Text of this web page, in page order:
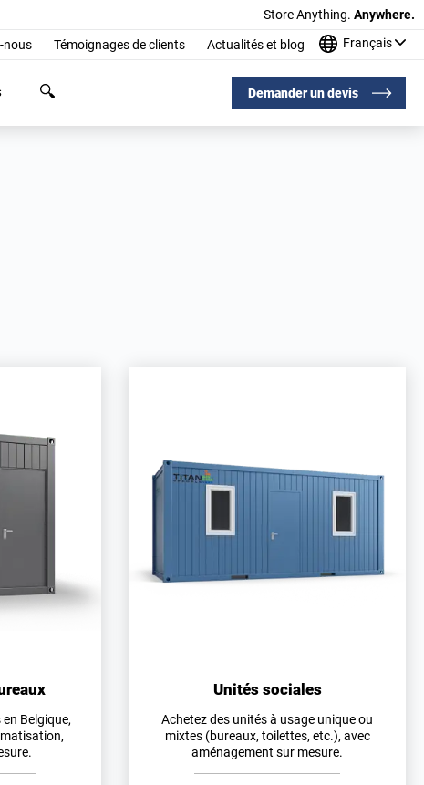
Store Anything. Anywhere.
nous Témoignages de clients Actualités et blog Français
Demander un devis
Belgique,
Unités sociales
Achetez des unités à usage unique ou
mixtes (bureaux, toilettes, etc.), avec
aménagement sur mesure.